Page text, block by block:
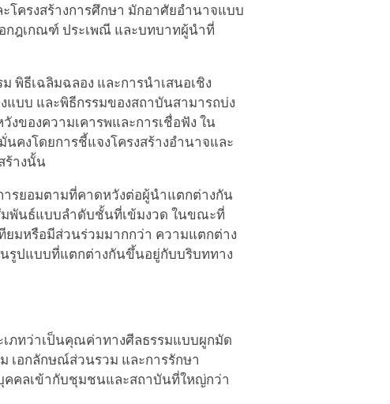
โครงสร้างการศึกษา มักอาศัยอำนาจแบบ
กฎเกณฑ์ ประเพณี และบทบาทผู้นำที่
พิธีเฉลิมฉลอง และการนำเสนอเชิง
บบ และพิธีกรรมของสถาบันสามารถบ่ง
ของความเคารพและการเชื่อฟัง ใน
คงโดยการชี้แจงโครงสร้างอำนาจและ
ร้างนั้น
ารยอมตามที่คาดหวังต่อผู้นำแตกต่างกัน
พันธ์แบบลำดับชั้นที่เข้มงวด ในขณะที่
มหรือมีส่วนร่วมมากกว่า ความแตกต่าง
รูปแบบที่แตกต่างกันขึ้นอยู่กับบริบททาง
ภทว่าเป็นคุณค่าทางศีลธรรมแบบผูกมัด
เอกลักษณ์ส่วนรวม และการรักษา
คคลเข้ากับชุมชนและสถาบันที่ใหญ่กว่า